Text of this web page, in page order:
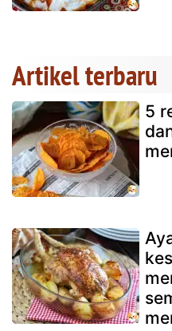
Artikel terbaru
5